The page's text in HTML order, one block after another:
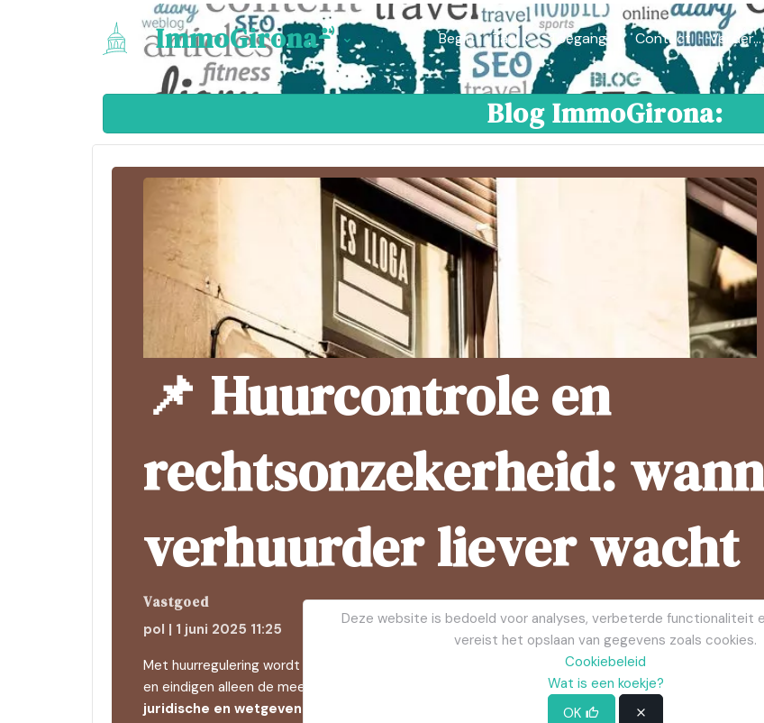
ImmoGirona Begin Taal Toegang Contact Verder...
Blog ImmoGirona:
📌 Huurcontrole en
rechtsonzekerheid:
verhuurder liever wacht
Vastgoed
pol | 1 juni 2025 11:25
Met huurregulering wordt de markt geconfronteerd met een dubbel probleem. Aan de ene kant
en eindigen alleen de meest solvabele mensen in de problemen. Aan de andere kant is er een
juridische en wetgevende onzekerheid
Deze website is bedoeld voor analyses, verbeterde functionaliteit
vereist het opslaan van gegevens zoals cookies.
Cookiebeleid
Wat is een koekje?
OK